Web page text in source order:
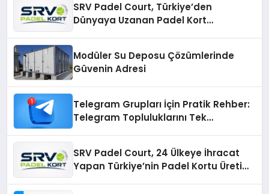
SRV Padel Court, Türkiye’den
Dünyaya Uzanan Padel Kort
Modüler Su Deposu Çözümlerinde
Güvenin Adresi
Telegram Grupları İçin Pratik Rehber:
Telegram Topluluklarını Tek
SRV Padel Court, 24 Ülkeye İhracat
Yapan Türkiye’nin Padel Kortu Üretim